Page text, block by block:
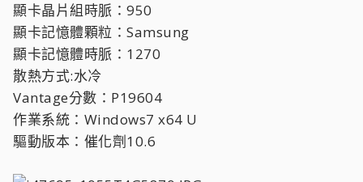
顯卡晶片組時脈：950
顯卡記憶體顆粒：Samsung
顯卡記憶體時脈：1270
散熱方式:水冷
Vantage分數：P19604
作業系統：Windows7 x64 U
驅動版本：催化劑10.6